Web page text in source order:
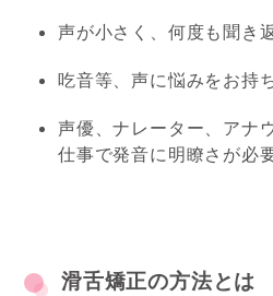
声が小さく、何度も聞き
吃音等、声に悩みをお持
声優、ナレーター、アナ
仕事で発音に明瞭さが必
滑舌矯正の方法とは